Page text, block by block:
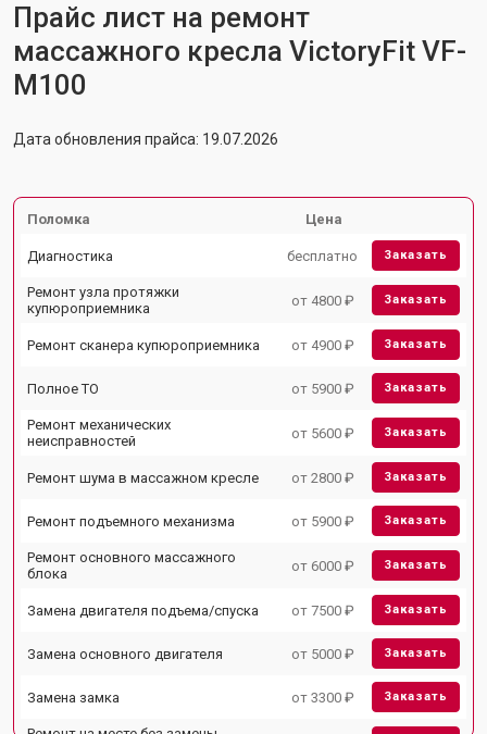
Прайс лист на ремонт
массажного кресла VictoryFit VF-
M100
Дата обновления прайса: 19.07.2026
Поломка Цена
Диагностика бесплатно Заказать
Ремонт узла протяжки
купюроприемника
от 4800 ₽ Заказать
Ремонт сканера купюроприемника от 4900 ₽ Заказать
Полное ТО от 5900 ₽ Заказать
Ремонт механических
неисправностей
от 5600 ₽ Заказать
Ремонт шума в массажном кресле от 2800 ₽ Заказать
Ремонт подъемного механизма от 5900 ₽ Заказать
Ремонт основного массажного
блока
от 6000 ₽ Заказать
Замена двигателя подъема/спуска от 7500 ₽ Заказать
Замена основного двигателя от 5000 ₽ Заказать
Замена замка от 3300 ₽ Заказать